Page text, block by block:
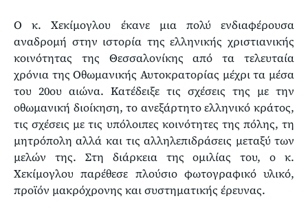
Ο κ. Χεκίμογλου έκανε μια πολύ ενδιαφέρουσα
αναδρομή στην ιστορία της ελληνικής χριστιανικής
κοινότητας της Θεσσαλονίκης από τα τελευταία
χρόνια της Οθωμανικής Αυτοκρατορίας μέχρι τα μέσα
του 20ου αιώνα. Κατέδειξε τις σχέσεις της με την
οθωμανική διοίκηση, το ανεξάρτητο ελληνικό κράτος,
τις σχέσεις με τις υπόλοιπες κοινότητες της πόλης, τη
μητρόπολη αλλά και τις αλληλεπιδράσεις μεταξύ των
μελών της. Στη διάρκεια της ομιλίας του, ο κ.
Χεκίμογλου παρέθεσε πλούσιο φωτογραφικό υλικό,
προϊόν μακρόχρονης και συστηματικής έρευνας.